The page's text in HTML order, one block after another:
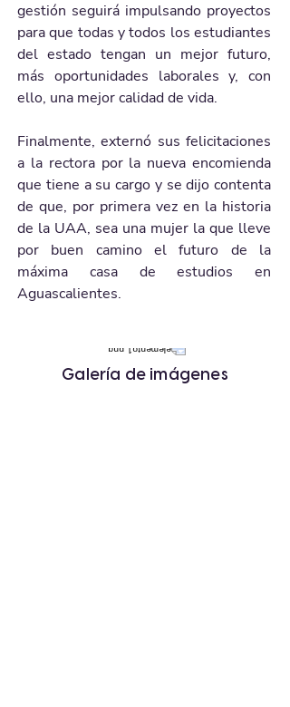
gestión seguirá impulsando proyectos
para que todas y todos los estudiantes
del estado tengan un mejor futuro,
más oportunidades laborales y, con
ello, una mejor calidad de vida.
Finalmente, externó sus felicitaciones
a la rectora por la nueva encomienda
que tiene a su cargo y se dijo contenta
de que, por primera vez en la historia
de la UAA, sea una mujer la que lleve
por buen camino el futuro de la
máxima casa de estudios en
Aguascalientes.
Galería de imágenes